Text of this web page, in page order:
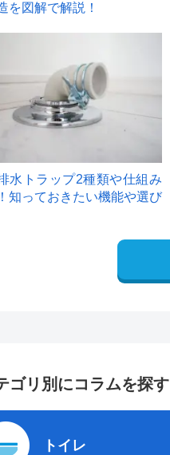
を図解で解説！
水トラップ2種類や仕組み
知っておきたい機能や選び
ゴリ別にコラムを探す
トイレ